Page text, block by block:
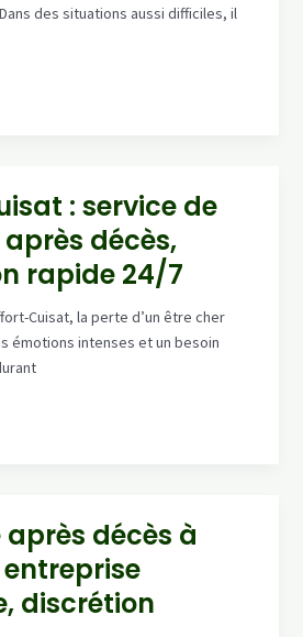
des situations aussi difficiles, il
: service de
décès,
rapide 24/7
Cuisat, la perte d’un être cher
émotions intenses et un besoin
décès à
discrétion